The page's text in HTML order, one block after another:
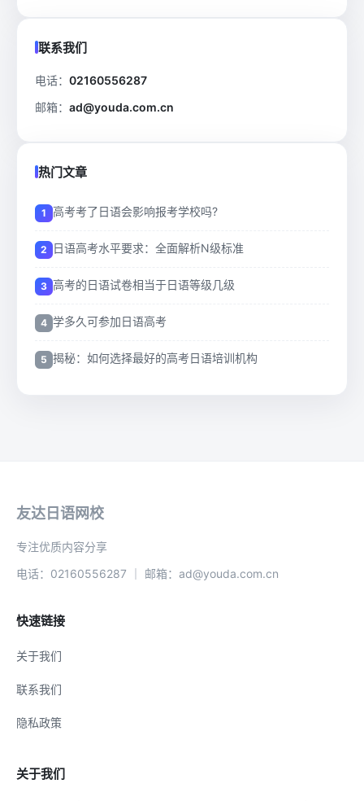
联系我们
电话： 02160556287
邮箱： ad@youda.com.cn
热门文章
高考考了日语会影响报考学校吗?
日语高考水平要求：全面解析N级标准
高考的日语试卷相当于日语等级几级
学多久可参加日语高考
揭秘：如何选择最好的高考日语培训机构
友达日语网校
专注优质内容分享
电话：02160556287 ｜ 邮箱：ad@youda.com.cn
快速链接
关于我们
联系我们
隐私政策
关于我们